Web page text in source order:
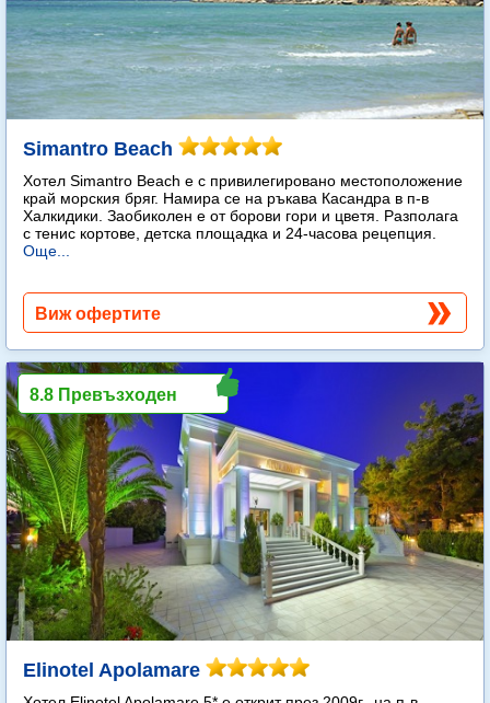
Simantro Beach
Хотел Simantro Beach е с привилегировано местоположение
край морския бряг. Намира се на ръкава Касандра в п-в
Халкидики. Заобиколен е от борови гори и цветя. Разполага
с тенис кортове, детска площадка и 24-часова рецепция.
Още...
Виж офертите
Elinotel Apolamare
8.8 Превъзходен